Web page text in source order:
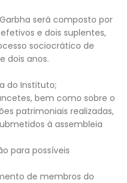
será composto por
e dois suplentes,
sociocrático de
dois anos.
do Instituto;
bem como sobre o
patrimoniais realizadas,
à assembleia
para possíveis
de membros do